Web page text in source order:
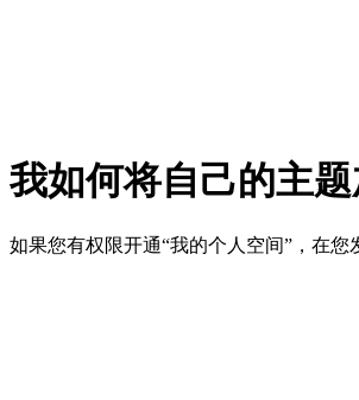
我如何将自己的主
如果您有权限开通“我的个人空间”，在